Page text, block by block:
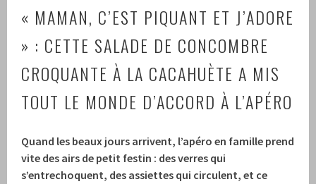
« MAMAN, C’EST PIQUANT ET J’ADORE
» : CETTE SALADE DE CONCOMBRE
CROQUANTE À LA CACAHUÈTE A MIS
TOUT LE MONDE D’ACCORD À L’APÉRO
Quand les beaux jours arrivent, l’apéro en famille prend
vite des airs de petit festin : des verres qui
s’entrechoquent, des assiettes qui circulent, et ce